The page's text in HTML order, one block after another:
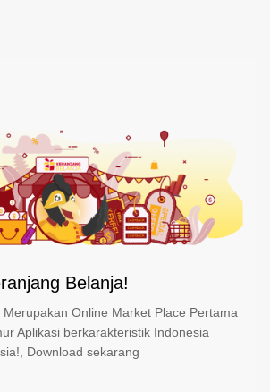
Belanja!
Online Market Place Pertama
Aplikasi berkarakteristik Indonesia
Download sekarang